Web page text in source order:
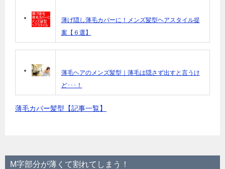
薄げ隠し薄毛カバーに！メンズ髪型ヘアスタイル提
案【６選】
薄毛ヘアのメンズ髪型｜薄毛は隠さず出すと言うけ
ど･･･！
薄毛カバー髪型【記事一覧】
M字部分が薄くて割れてしまう！